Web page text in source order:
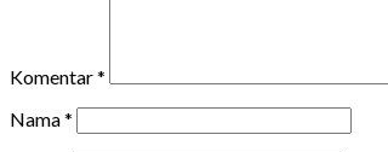
Komentar*
Nama*